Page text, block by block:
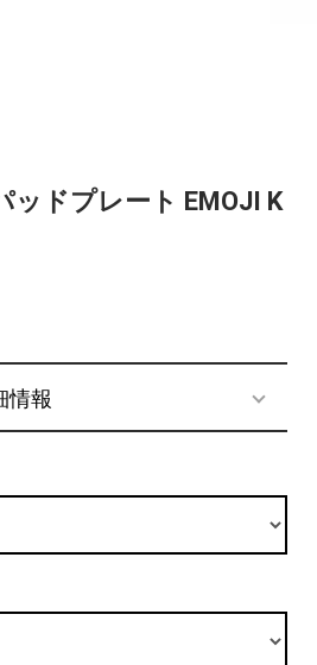
ッドプレート EMOJI K
情報